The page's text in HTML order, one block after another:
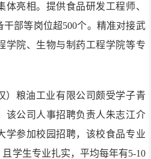
体亮相。提供食品研发工程师、
部等岗位超500个。精准对接武
学院、生物与制药工程学院等专
）粮油工业有限公司颇受学子青
该公司人事招聘负责人朱志江介
学参加校园招聘，该校食品专业
学生专业扎实，平均每年有5-10